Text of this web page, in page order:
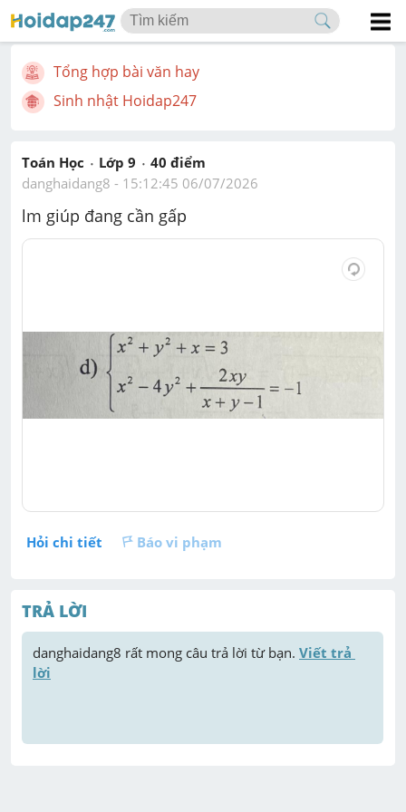
Tổng hợp bài văn hay
Sinh nhật Hoidap247
Toán Học Lớp 9 40 điểm
danghaidang8 - 15:12:45 06/07/2026
lm giúp đang cần gấp
Hỏi chi tiết Báo vi phạm
TRẢ LỜI
danghaidang8 rất mong câu trả lời từ bạn. Viết trả
lời